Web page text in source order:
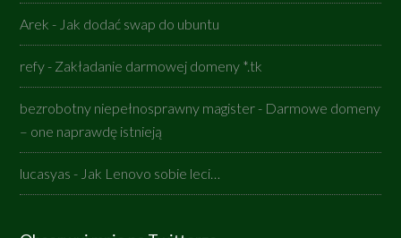
Arek - Jak dodać swap do ubuntu
refy - Zakładanie darmowej domeny *.tk
bezrobotny niepełnosprawny magister - Darmowe domeny
– one naprawdę istnieją
lucasyas - Jak Lenovo sobie leci…